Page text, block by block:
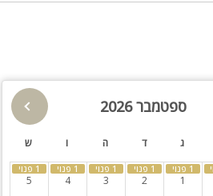
ספטמבר 2026
ג ד ה ו ש
1
2
3
4
5